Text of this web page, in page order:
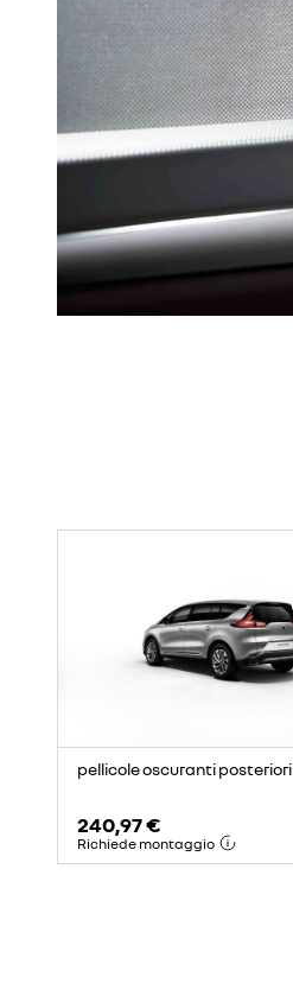
pellicole oscuranti posteriori
240,97 €
Richiede montaggio